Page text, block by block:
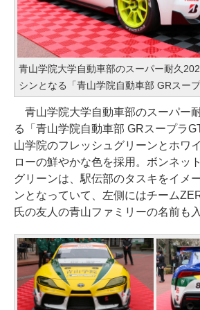
青山学院大学自動車部のスーパー耐久
シンとなる「青山学院自動車部 GRスー
青山学院大学自動車部のスーパー
る「青山学院自動車部 GRスープラ
山学院のフレッシュグリーンとホワ
ローの鮮やかな色を採用。ボンネッ
グリーンは、駅伝部のタスキをイメ
ンとなっていて、左側にはチーム
氏の友人の青山ファミリーの名前も